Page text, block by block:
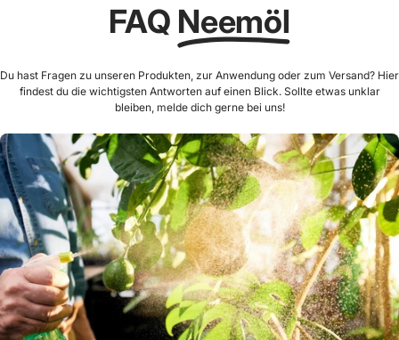
FAQ Neemöl
Du hast Fragen zu unseren Produkten, zur Anwendung oder zum Versand? Hier
findest du die wichtigsten Antworten auf einen Blick. Sollte etwas unklar
bleiben, melde dich gerne bei uns!